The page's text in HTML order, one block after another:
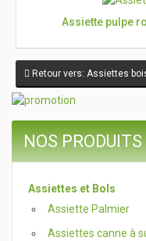
Assiette pulpe
Retour vers: Assiettes
NOS PRODUITS
Assiettes et Bols
Assiette Palmier
Assiettes canne à